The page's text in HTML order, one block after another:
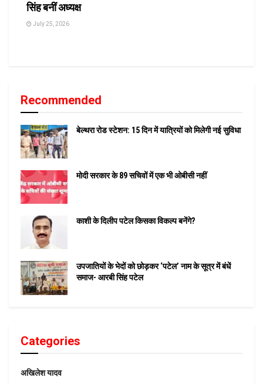
सिंह बनीं अध्यक्ष
July 25, 2026
Recommended
बेल्थरा रोड स्टेशन: 15 दिन में यात्रियों को मिलेगी नई सुविधा
मोदी सरकार के 89 सचिवों में एक भी ओबीसी नहीं
काशी के दिलीप पटेल किसका विकल्प बनेंगे?
उपजातियों के भेदों को छोड़कर ‘पटेल’ नाम के सूत्र में बंधें
समाज- आरबी सिंह पटेल
Categories
अखिलेश यादव